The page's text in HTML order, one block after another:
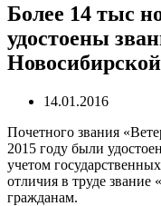
Более 14 тыс
удостоены
14.01.2016
Почетного звания
2015 году были
учетом
отличия в труде звание
гражданам.